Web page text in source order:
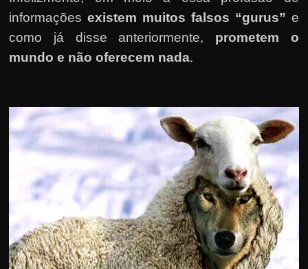
informaçõesexistem muitos falsos “gurus” e
como já disse anteriormente, prometem o
mundo e não oferecem nada.